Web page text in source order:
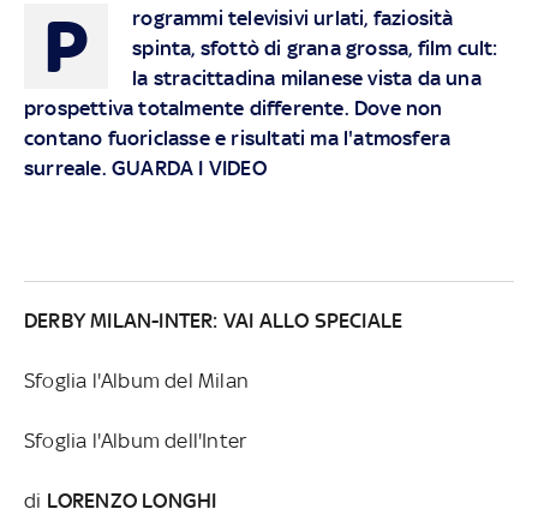
P
rogrammi televisivi urlati, faziosità
spinta, sfottò di grana grossa, film cult:
la stracittadina milanese vista da una
prospettiva totalmente differente. Dove non
contano fuoriclasse e risultati ma l'atmosfera
surreale. GUARDA I VIDEO
DERBY MILAN-INTER: VAI ALLO SPECIALE
Sfoglia l'Album del Milan
Sfoglia l'Album dell'Inter
di LORENZO LONGHI